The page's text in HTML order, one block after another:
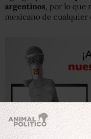
argentinos, por lo que
mexicano de